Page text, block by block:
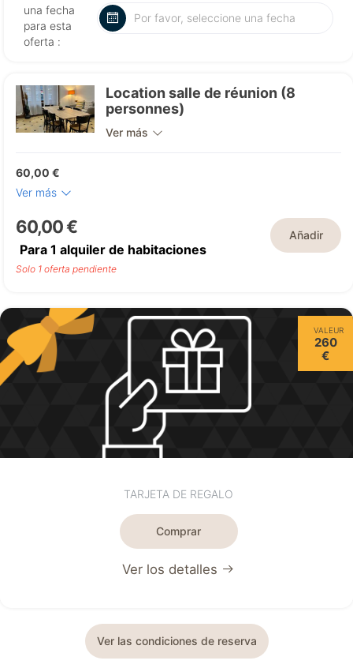
una fecha
para esta
oferta :
Location salle de réunion (8
personnes)
Ver más
60,00 €
Ver más
60,00 €
Para 1 alquiler de habitaciones
Añadir
Solo 1 oferta pendiente
VALEUR
260
€
TARJETA DE REGALO
Comprar
Ver los detalles
Ver las condiciones de reserva